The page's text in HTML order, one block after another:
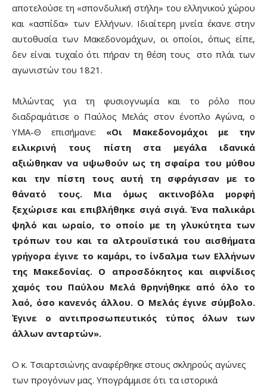
αποτελούσε τη «σπονδυλική στήλη» του ελληνικού χώρου
και «ασπίδα» των Ελλήνων. Ιδιαίτερη μνεία έκανε στην
αυτοθυσία των Μακεδονομάχων, οι οποίοι, όπως είπε,
δεν είναι τυχαίο ότι πήραν τη θέση τους στο πλάι των
αγωνιστών του 1821.
Μιλώντας για τη φυσιογνωμία και το ρόλο που
διαδραμάτισε ο Παύλος Μελάς στον ένοπλο Αγώνα, ο
ΥΜΑ-Θ επισήμανε: «Οι Μακεδονομάχοι με την
ειλικρινή τους πίστη στα μεγάλα ιδανικά
αξιώθηκαν να υψωθούν ως τη σφαίρα του μύθου
και την πίστη τους αυτή τη σφράγισαν με το
θάνατό τους. Μια όμως ακτινοβόλα μορφή
ξεχώρισε και επιβλήθηκε σιγά σιγά. Ένα παλικάρι
ψηλό και ωραίο, το οποίο με τη γλυκύτητα των
τρόπων του και τα αλτρουϊστικά του αισθήματα
γρήγορα έγινε το καμάρι, το ίνδαλμα των Ελλήνων
της Μακεδονίας. Ο απροσδόκητος και αιφνίδιος
χαμός του Παύλου Μελά θρηνήθηκε από όλο το
λαό, όσο κανενός άλλου. Ο Μελάς έγινε σύμβολο.
Έγινε ο αντιπροσωπευτικός τύπος όλων των
άλλων ανταρτών».
Ο κ. Τσιαρτσιώνης αναφέρθηκε στους σκληρούς αγώνες
των προγόνων μας. Υπογράμμισε ότι τα ιστορικά